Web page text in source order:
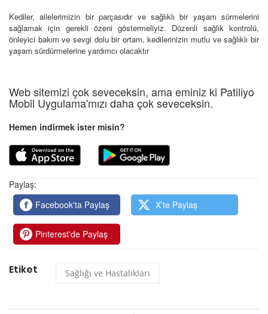
Kediler, ailelerimizin bir parçasıdır ve sağlıklı bir yaşam sürmelerini
sağlamak için gerekli özeni göstermeliyiz. Düzenli sağlık kontrolü,
önleyici bakım ve sevgi dolu bir ortam, kedilerinizin mutlu ve sağlıklı bir
yaşam sürdürmelerine yardımcı olacaktır
Web sitemizi çok seveceksin, ama eminiz ki Patiliyo
Mobil Uygulama'mızı daha çok seveceksin.
Hemen indirmek ister misin?
Paylaş:
Facebook'ta Paylaş
X'te Paylaş
Pinterest'de Paylaş
Etiket Sağlığı ve Hastalıkları